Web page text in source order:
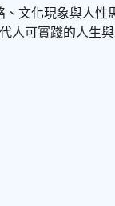
文化現象與人
人可實踐的人生